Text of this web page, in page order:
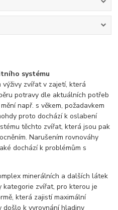
systému
výživy zvířat v zajetí, která
potravy dle aktuálních potřeb
např. s věkem, požadavkem
proto dochází k oslabení
těchto zvířat, která jsou pak
Narušením rovnováhy
dochází k problémům s
minerálních a dalších látek
zvířat, pro kterou je
která zajistí maximální
došlo k vyrovnání hladiny